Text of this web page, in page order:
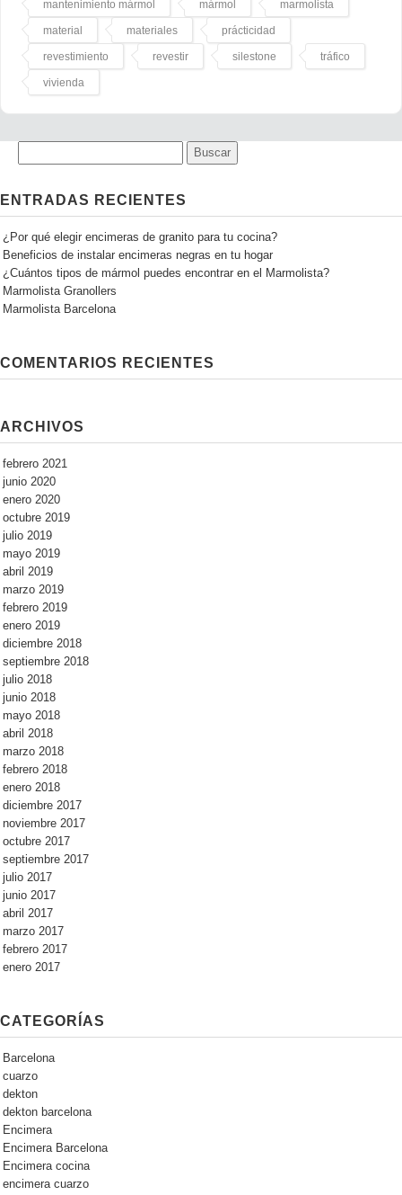
mantenimiento mármol mármol marmolista
material materiales prácticidad
revestimiento revestir silestone tráfico
vivienda
ENTRADAS RECIENTES
¿Por qué elegir encimeras de granito para tu cocina?
Beneficios de instalar encimeras negras en tu hogar
¿Cuántos tipos de mármol puedes encontrar en el Marmolista?
Marmolista Granollers
Marmolista Barcelona
COMENTARIOS RECIENTES
ARCHIVOS
febrero 2021
junio 2020
enero 2020
octubre 2019
julio 2019
mayo 2019
abril 2019
marzo 2019
febrero 2019
enero 2019
diciembre 2018
septiembre 2018
julio 2018
junio 2018
mayo 2018
abril 2018
marzo 2018
febrero 2018
enero 2018
diciembre 2017
noviembre 2017
octubre 2017
septiembre 2017
julio 2017
junio 2017
abril 2017
marzo 2017
febrero 2017
enero 2017
CATEGORÍAS
Barcelona
cuarzo
dekton
dekton barcelona
Encimera
Encimera Barcelona
Encimera cocina
encimera cuarzo